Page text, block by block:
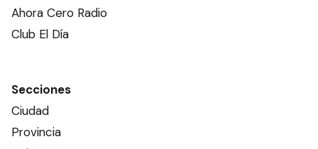
Ahora Cero Radio
Club El Día
Secciones
Ciudad
Provincia